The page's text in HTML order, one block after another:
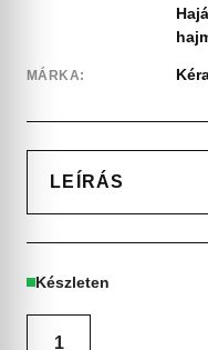
MÁRKA:
LEÍRÁS
Készleten